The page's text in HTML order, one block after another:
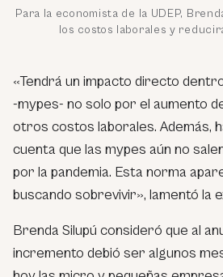
Para la economista de la UDEP,
los costos laborales y
«Tendrá un impacto directo
-mypes- no solo por el aumento
otros costos laborales. Además,
cuenta que las mypes aún no
por la pandemia. Esta norma
buscando sobrevivir», lamentó la
Brenda Silupú consideró que al
incremento debió ser algunos